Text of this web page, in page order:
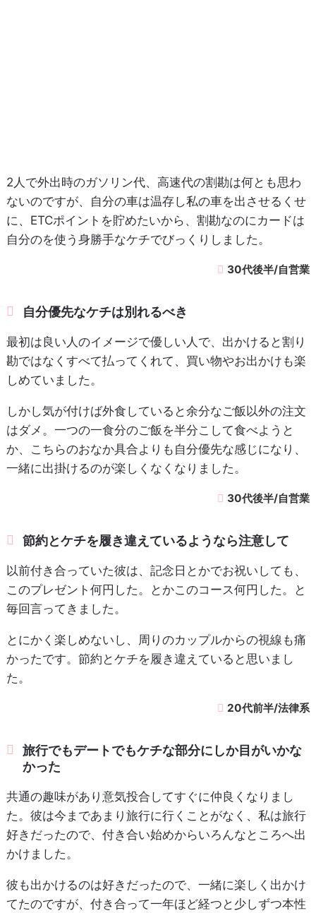
2人で外出時のガソリン代、高速代の割勘は何とも思わ
ないのですが、自分の車は温存し私の車を出させるくせ
に、ETCポイントを貯めたいから、割勘なのにカードは
自分のを使う身勝手なケチでびっくりしました。
30代後半/自営業
自分優先なケチは別れるべき
最初は良い人のイメージで優しい人で、出かけると割り
勘ではなくすべて払ってくれて、買い物やお出かけも楽
しめていました。
しかし気が付けば外食していると余分なご飯以外の注文
はダメ。一つの一食分のご飯を半分こして食べようと
か、こちらのおなか具合よりも自分優先な感じになり、
一緒に出掛けるのが楽しくなくなりました。
30代後半/自営業
節約とケチを履き違えているようなら注意して
以前付き合っていた彼は、記念日とかでお祝いしても、
このプレゼント何円した。とかこのコース何円した。と
毎回言ってきました。
とにかく楽しめないし、周りのカップルからの視線も痛
かったです。節約とケチを履き違えていると思いまし
た。
20代前半/法律系
旅行でもデートでもケチな部分にしか目がいかな
かった
共通の趣味があり意気投合してすぐに仲良くなりまし
た。彼は今まであまり旅行に行くことがなく、私は旅行
好きだったので、付き合い始めからいろんなところへ出
かけました。
彼も出かけるのは好きだったので、一緒に楽しく出かけ
てたのですが、付き合って一年ほど経つと少しずつ本性